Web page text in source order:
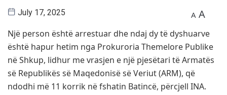
July 17, 2025 A A
Një person është arrestuar dhe ndaj dy të dyshuarve
është hapur hetim nga Prokuroria Themelore Publike
në Shkup, lidhur me vrasjen e një pjesëtari të Armatës
së Republikës së Maqedonisë së Veriut (ARM), që
ndodhi më 11 korrik në fshatin Batincë, përcjell INA.